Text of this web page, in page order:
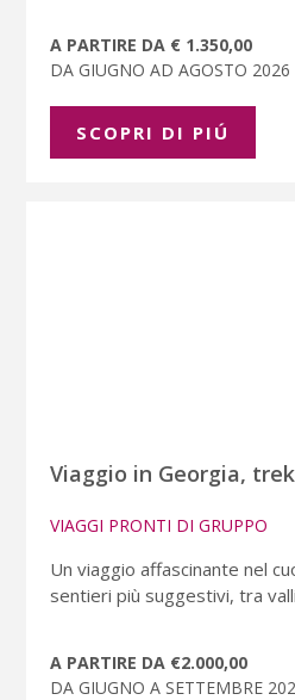
A PARTIRE DA € 1.350,00
DA GIUGNO AD AGOSTO 2026
SCOPRI DI PIÚ
Viaggio in Georgia,
VIAGGI PRONTI DI GRUPPO
Un viaggio affascinante nel
sentieri più suggestivi, tra
A PARTIRE DA €2.000,00
DA GIUGNO A SETTEMBRE